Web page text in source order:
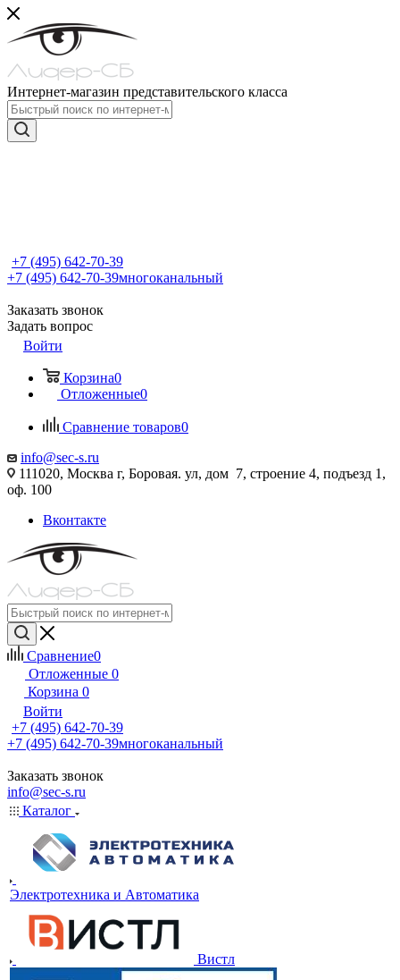
Интернет-магазин представительского класса
+7 (495) 642-70-39
+7 (495) 642-70-39многоканальный
Заказать звонок
Задать вопрос
Войти
Корзина0
Отложенные0
Сравнение товаров0
info@sec-s.ru
111020, Москва г, Боровая. ул, дом 7, строение 4, подъезд 1,
оф. 100
Вконтакте
Сравнение0
Отложенные 0
Корзина 0
Войти
+7 (495) 642-70-39
+7 (495) 642-70-39многоканальный
Заказать звонок
info@sec-s.ru
Каталог
Электротехника и Автоматика
Вистл